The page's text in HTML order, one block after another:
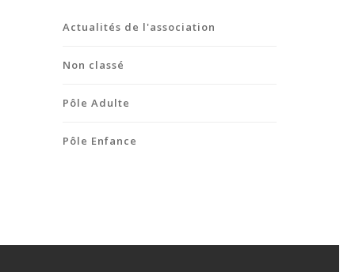
Actualités de l'association
Non classé
Pôle Adulte
Pôle Enfance